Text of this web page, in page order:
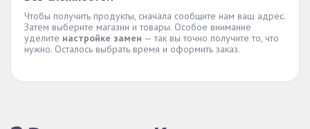
Чтобы получить продукты, сначала сообщите нам ваш адрес.
Затем выберите магазин и товары. Особое внимание
уделите настройке замен — так вы точно получите то, что
нужно. Осталось выбрать время и оформить заказ.